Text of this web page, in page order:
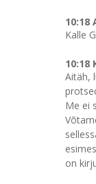
10:18
Kalle
10:18
Aitäh,
Me ei
on